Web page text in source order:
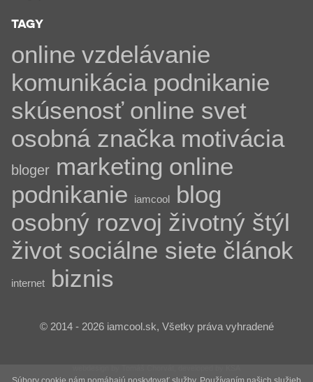
TAGY
online vzdelávanie
komunikácia podnikanie
skúsenosť online svet
osobná značka motivácia
bloger marketing online
podnikanie
iamcool
blog
osobný rozvoj životný štýl
život sociálne siete článok
internet biznis
© 2014 - 2026 iamcool.sk, Všetky práva vyhradené